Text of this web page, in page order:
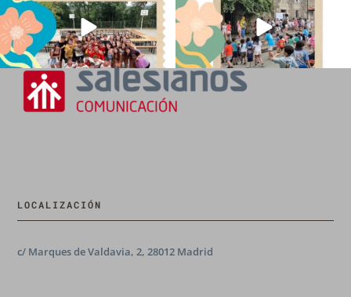
LOCALIZACIÓN
c/ Marques de Valdavia, 2, 28012 Madrid